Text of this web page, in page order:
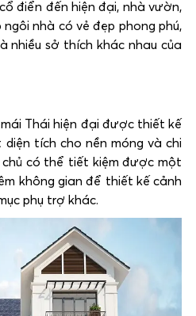
điển đến hiện đại, nhà vườn,
ngôi nhà có vẻ đẹp phong phú,
nhiều sở thích khác nhau của
Thái hiện đại được thiết kế
tích cho nền móng và chi
có thể tiết kiệm được một
không gian để thiết kế cảnh
phụ trợ khác.